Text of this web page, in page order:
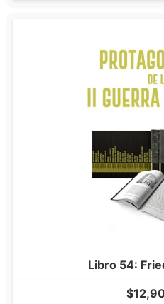
Libro 54:
$